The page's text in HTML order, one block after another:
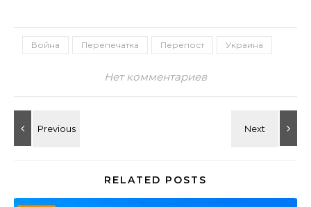
Война Перепечатка Перепост Украина
Нет комментариев
RELATED POSTS